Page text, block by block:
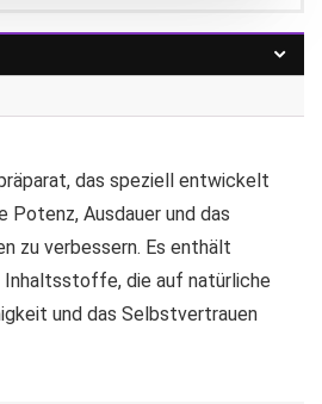
das speziell entwickelt
Potenz, Ausdauer und das
zu verbessern. Es enthält
die auf natürliche
und das Selbstvertrauen